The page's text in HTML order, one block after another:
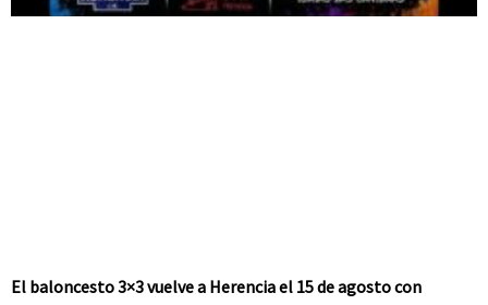
El baloncesto 3×3 vuelve a Herencia el 15 de agosto con